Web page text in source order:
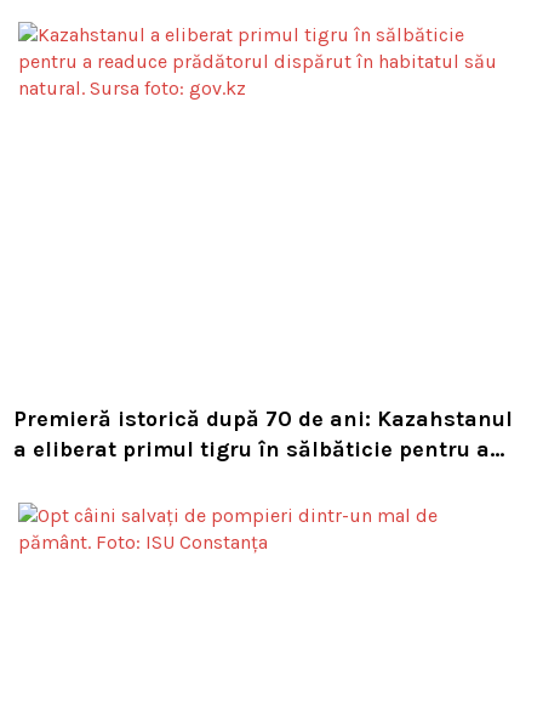
Premieră istorică după 70 de ani: Kazahstanul
a eliberat primul tigru în sălbăticie pentru a
natural